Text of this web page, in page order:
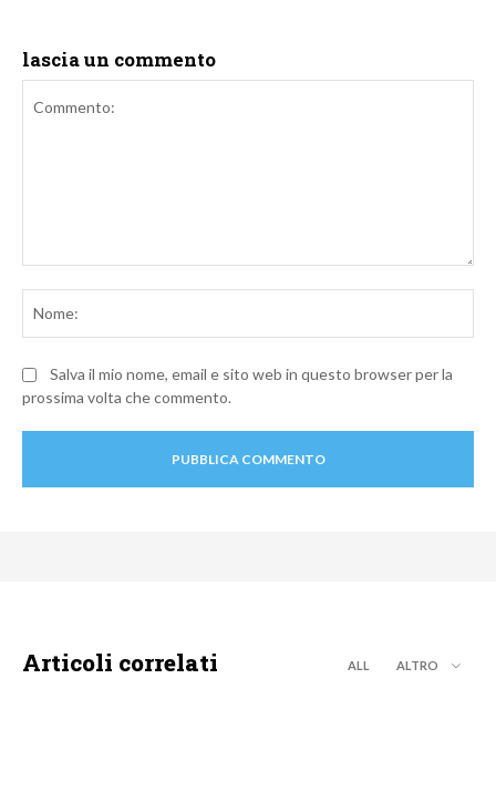
lascia un commento
Salva il mio nome, email e sito web in questo browser per la
prossima volta che commento.
Articoli correlati ALL ALTRO